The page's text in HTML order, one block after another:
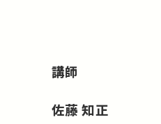
講師
佐藤 知正